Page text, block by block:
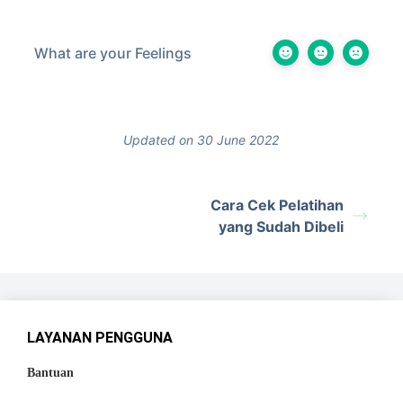
What are your Feelings
Updated on 30 June 2022
Cara Cek Pelatihan
yang Sudah Dibeli
LAYANAN PENGGUNA
Bantuan